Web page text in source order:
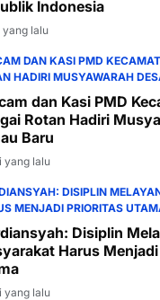
Indonesia
yang lalu
DAN KASI PMD
HADIRI MUSYAWARAH
dan Kasi PMD
Rotan Hadiri
Baru
yang lalu
DISIPLIN
MENJADI PRIORITAS
Disiplin
Harus
yang lalu